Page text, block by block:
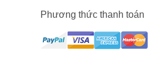
Phương thức thanh toán